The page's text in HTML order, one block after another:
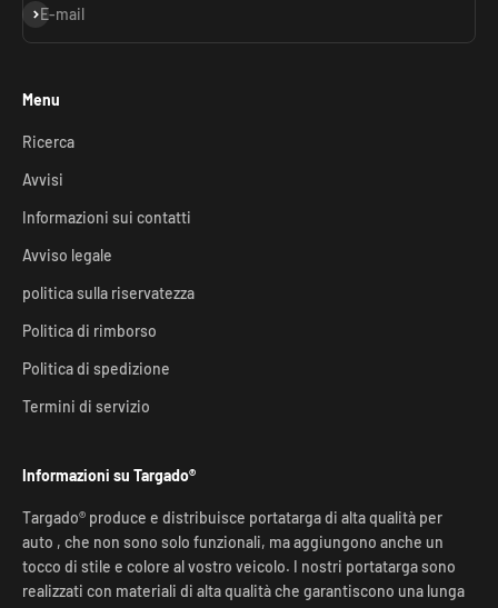
E-mail
Iscriviti alla newsletter
Menu
Ricerca
Avvisi
Informazioni sui contatti
Avviso legale
politica sulla riservatezza
Politica di rimborso
Politica di spedizione
Termini di servizio
Informazioni su Targado®
Targado® produce e distribuisce portatarga di alta qualità per
auto , che non sono solo funzionali, ma aggiungono anche un
tocco di stile e colore al vostro veicolo. I nostri portatarga sono
realizzati con materiali di alta qualità che garantiscono una lunga